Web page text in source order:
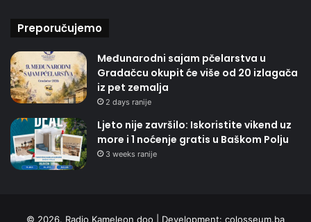
Preporučujemo
Međunarodni sajam pčelarstva u
Gradačcu okupit će više od 20 izlagača
iz pet zemalja
2 days ranije
Ljeto nije završilo: Iskoristite vikend uz
more i 1 noćenje gratis u Baškom Polju
3 weeks ranije
© 2026. Radio Kameleon doo | Development: colosseum.ba